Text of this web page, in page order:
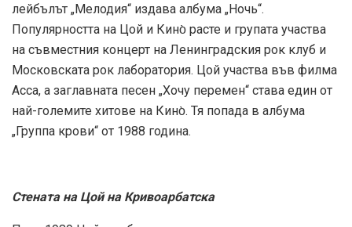
лейбълът „Мелодия“ издава албума „Ночь“.
Популярността на Цой и Кино̀ расте и групата участва
на съвместния концерт на Ленинградския рок клуб и
Московската рок лаборатория. Цой участва във филма
Асса, а заглавната песен „Хочу перемен“ става един от
най-големите хитове на Кино̀. Тя попада в албума
„Группа крови“ от 1988 година.
Стената на Цой на Кривоарбатска